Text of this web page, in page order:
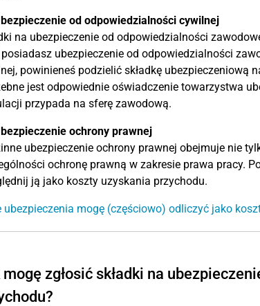
od odpowiedzialności cywilnej
na ubezpieczenie od odpowiedzialności
ubezpieczenie od odpowiedzialności
powinieneś podzielić składkę ubezpieczeniową
jest odpowiednie oświadczenie towarzystwa
przypada na sferę zawodową.
ochrony prawnej
ubezpieczenie ochrony prawnej obejmuje nie
ochronę prawną w zakresie prawa pracy.
ją jako koszty uzyskania przychodu.
ubezpieczenia mogę (częściowo) odliczyć jako
zgłosić składki na